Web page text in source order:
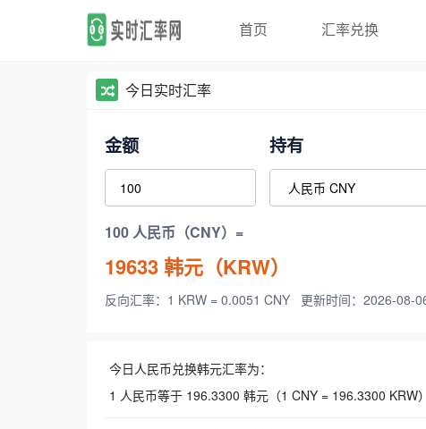
首页 汇率兑换
今日实时汇率
金额 持有
100 人民币（CNY）=
19633韩元（KRW）
反向汇率：1 KRW = 0.0051 CNY 更新时间：2026-08-
今日人民币兑换韩元汇率为：
1 人民币等于 196.3300 韩元（1 CNY = 196.3300 KRW